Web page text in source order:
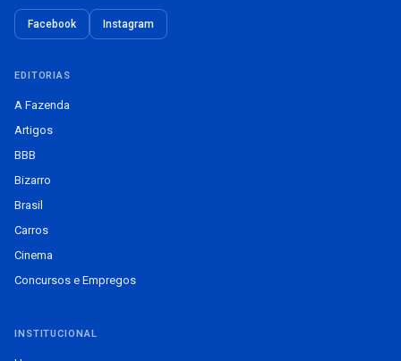
Facebook Instagram
EDITORIAS
A Fazenda
Artigos
BBB
Bizarro
Brasil
Carros
Cinema
Concursos e Empregos
INSTITUCIONAL